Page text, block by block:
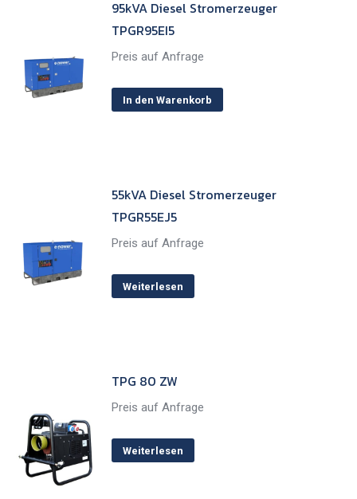
95kVA Diesel Stromerzeuger
TPGR95EI5
Preis auf Anfrage
In den Warenkorb
55kVA Diesel Stromerzeuger
TPGR55EJ5
Preis auf Anfrage
Weiterlesen
TPG 80 ZW
Preis auf Anfrage
Weiterlesen